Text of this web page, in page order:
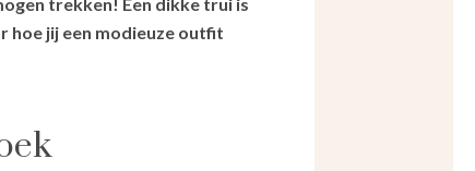
hoe jij een modieuze outfit